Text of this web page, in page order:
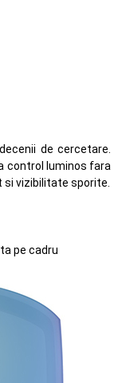
de cercetare.
control luminos fara
si vizibilitate sporite.
pe cadru